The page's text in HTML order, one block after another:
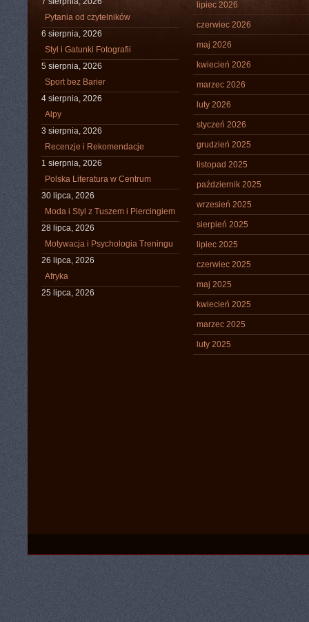
Pytania od czytelników
6 sierpnia, 2026
Styl i Gatunki Fotografii
5 sierpnia, 2026
Sport bez Barier
4 sierpnia, 2026
Alpy
3 sierpnia, 2026
Recenzje i Rekomendacje
1 sierpnia, 2026
Polska Literatura w Centrum
30 lipca, 2026
Moda i Styl z Tuszem i Piercingiem
28 lipca, 2026
Motywacja i Psychologia Treningu
26 lipca, 2026
Afryka
25 lipca, 2026
lipiec 2026
czerwiec 2026
maj 2026
kwiecień 2026
marzec 2026
luty 2026
styczeń 2026
grudzień 2025
listopad 2025
październik 2025
wrzesień 2025
sierpień 2025
lipiec 2025
czerwiec 2025
maj 2025
kwiecień 2025
marzec 2025
luty 2025